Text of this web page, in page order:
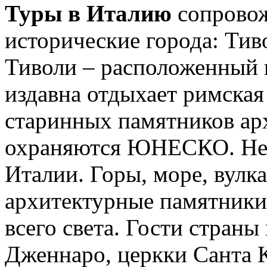
Туры в Италию
исторические города:
Тиволи – расположенный
издавна отдыхает
старинных памятников
охраняются ЮНЕСКО.
Италии. Горы, море,
архитектурные
всего света. Гости
Дженнаро, церкки